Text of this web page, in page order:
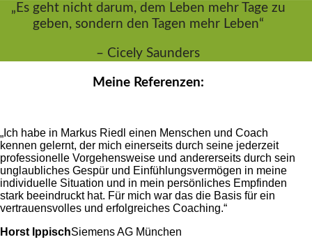
„Es geht nicht darum, dem Leben mehr Tage zu
geben, sondern den Tagen mehr Leben“
– Cicely Saunders
Meine Referenzen:
„Ich habe in Markus Riedl einen Menschen und Coach
kennen gelernt, der mich einerseits durch seine jederzeit
professionelle Vorgehensweise und andererseits durch sein
unglaubliches Gespür und Einfühlungsvermögen in meine
individuelle Situation und in mein persönliches Empfinden
stark beeindruckt hat. Für mich war das die Basis für ein
vertrauensvolles und erfolgreiches Coaching.“
Horst IppischSiemens AG München